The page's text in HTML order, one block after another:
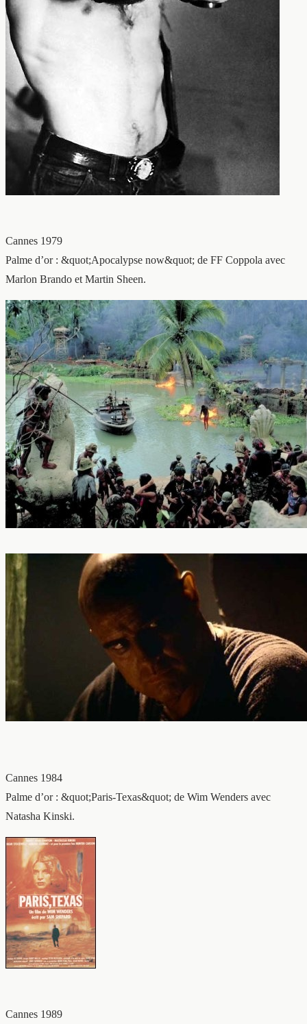
Cannes 1979
Palme d’or : &quot;Apocalypse now&quot; de FF Coppola avec
Marlon Brando et Martin Sheen.
Cannes 1984
Palme d’or : &quot;Paris-Texas&quot; de Wim Wenders avec
Natasha Kinski.
Cannes 1989